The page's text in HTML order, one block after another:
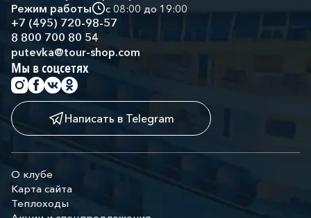
Режим работы
с 08:00 до 19:00
+7 (495) 720-98-57
8 800 700 80 54
putevka@tour-shop.com
Мы в соцсетях
Написать в Telegram
О клубе
Карта сайта
Теплоходы